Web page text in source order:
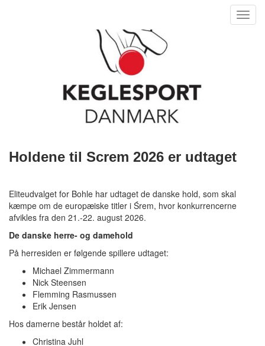
Holdene til Screm 2026 er udtaget
Eliteudvalget for Bohle har udtaget de danske hold, som skal
kæmpe om de europæiske titler i Śrem, hvor konkurrencerne
afvikles fra den 21.-22. august 2026.
De danske herre- og damehold
På herresiden er følgende spillere udtaget:
Michael Zimmermann
Nick Steensen
Flemming Rasmussen
Erik Jensen
Hos damerne består holdet af:
Christina Juhl